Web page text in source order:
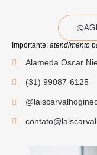
Importante: atendimento
Alameda Oscar
(31) 99087-6125